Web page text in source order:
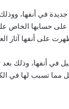
في أنفها،
على حسابها الخاص
على أنفها آثار
في أنفها، وذلك
مما تسبب لها في